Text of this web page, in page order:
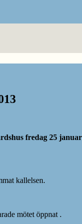
fredag 25
kallelsen.
mötet öppnat .